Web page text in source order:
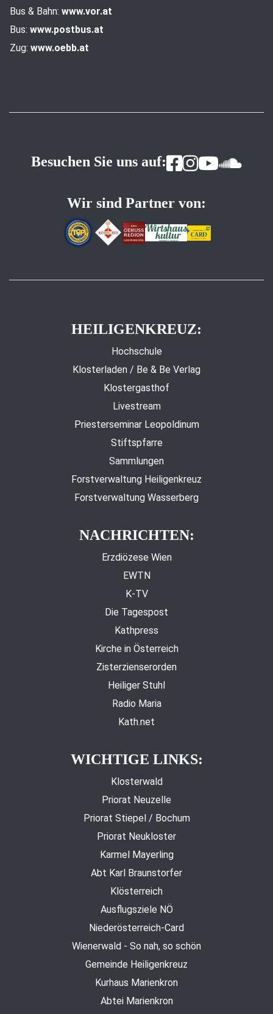
Bus & Bahn: www.vor.at
Bus: www.postbus.at
Zug: www.oebb.at
Besuchen Sie uns auf:
Wir sind Partner von:
HEILIGENKREUZ:
Hochschule
Klosterladen / Be & Be Verlag
Klostergasthof
Livestream
Priesterseminar Leopoldinum
Stiftspfarre
Sammlungen
Forstverwaltung Heiligenkreuz
Forstverwaltung Wasserberg
NACHRICHTEN:
Erzdiözese Wien
EWTN
K-TV
Die Tagespost
Kathpress
Kirche in Österreich
Zisterzienserorden
Heiliger Stuhl
Radio Maria
Kath.net
WICHTIGE LINKS:
Klosterwald
Priorat Neuzelle
Priorat Stiepel / Bochum
Priorat Neukloster
Karmel Mayerling
Abt Karl Braunstorfer
Klösterreich
Ausflugsziele NÖ
Niederösterreich-Card
Wienerwald - So nah, so schön
Gemeinde Heiligenkreuz
Kurhaus Marienkron
Abtei Marienkron